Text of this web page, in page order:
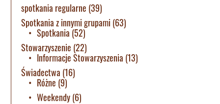
spotkania regularne (39)
Spotkania z innymi grupami (63)
Spotkania (52)
Stowarzyszenie (22)
Informacje Stowarzyszenia (13)
Świadectwa (16)
Różne (9)
Weekendy(6)